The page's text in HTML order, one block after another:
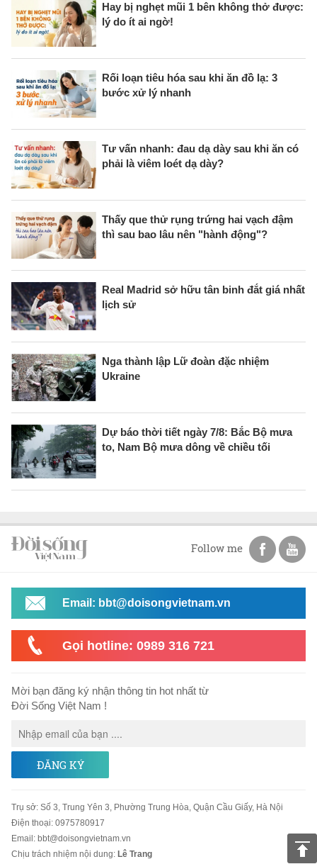
Hay bị nghẹt mũi 1 bên không thở được:
lý do ít ai ngờ!
Rối loạn tiêu hóa sau khi ăn đồ lạ: 3
bước xử lý nhanh
Tư vấn nhanh: đau dạ dày sau khi ăn có
phải là viêm loét dạ dày?
Thấy que thử rụng trứng hai vạch đậm
thì sau bao lâu nên "hành động"?
Real Madrid sở hữu tân binh đắt giá nhất
lịch sử
Nga thành lập Lữ đoàn đặc nhiệm
Ukraine
Dự báo thời tiết ngày 7/8: Bắc Bộ mưa
to, Nam Bộ mưa dông về chiều tối
Follow me
Email: bbt@doisongvietnam.vn
Gọi hotline: 0989 316 721
Mời bạn đăng ký nhận thông tin hot nhất từ
Đời Sống Việt Nam !
ĐĂNG KÝ
Trụ sở: Số 3, Trung Yên 3, Phường Trung Hòa, Quận Cầu Giấy, Hà Nội
Điện thoại: 0975780917
Email : bbt@doisongvietnam.vn
Chịu trách nhiệm nội dung: Lê Trang